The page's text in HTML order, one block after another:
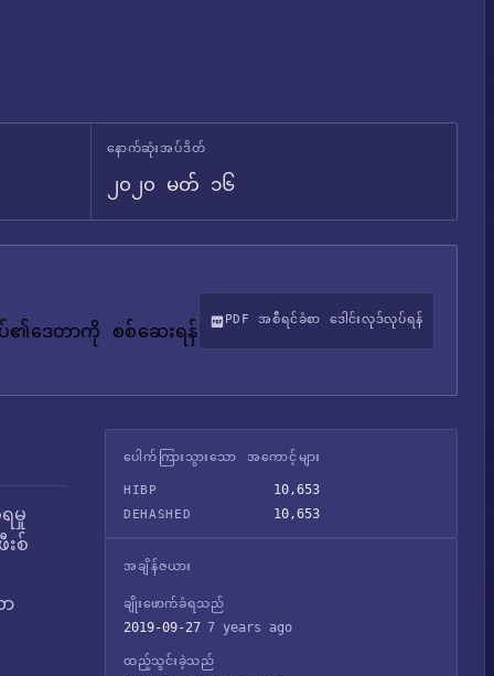
နောက်ဆုံးအပ်ဒိတ်
၂၀၂၀ မတ် ၁၆
၏ဒေတာကို စစ်ဆေးရန်
PDF အစီရင်ခံစာ ဒေါင်းလုဒ်လုပ်ရန်
မှု
စ်
ပေါက်ကြားသွားသော အကောင့်များ
HIBP 10,653
DEHASHED 10,653
အချိန်ဇယား
ချိုးဖောက်ခံရသည်
2019-09-27 7 years ago
ထည့်သွင်းခဲ့သည်